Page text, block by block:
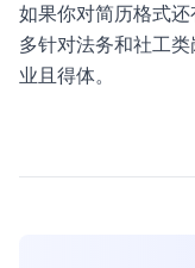
如果你对简历格式
多针对法务和社工
业且得体。